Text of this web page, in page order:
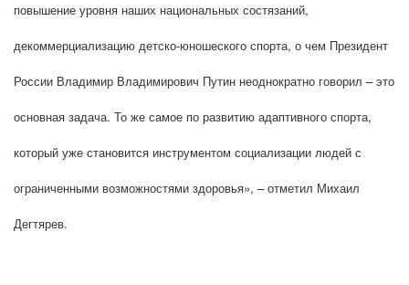
повышение уровня наших национальных состязаний,
декоммерциализацию детско-юношеского спорта, о чем Президент
России Владимир Владимирович Путин неоднократно говорил – это
основная задача. То же самое по развитию адаптивного спорта,
который уже становится инструментом социализации людей с
ограниченными возможностями здоровья», – отметил Михаил
Дегтярев.